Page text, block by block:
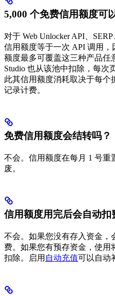
5,000 个免费信用额度可
对于 Web Unlocker API、
信用额度等于一次 API 调用，
额度最多可覆盖这三种产品任
Studio 也从该池中扣除，每次
此其信用额度消耗取决于每
记录计费。
免费信用额度会结转吗？
不会。信用额度在每月 1 号重
废。
信用额度用完后会自动扣
不会。如果您没有存入资金，
费。如果您有预存资金，使用
扣除。启用 自动充值可以自动